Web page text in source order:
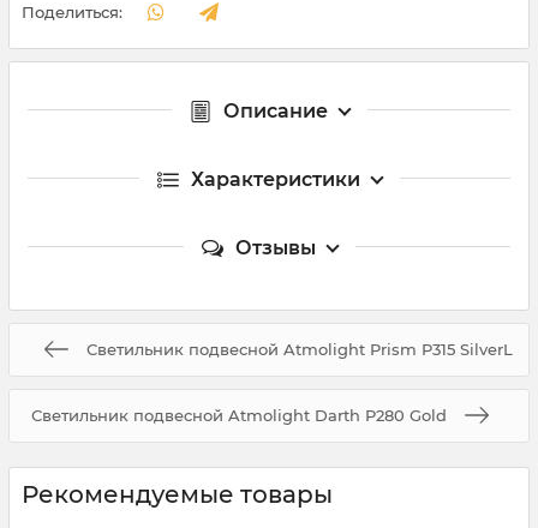
Поделиться:
Описание
Характеристики
Отзывы
Светильник подвесной Atmolight Prism P315 SilverL
Светильник подвесной Atmolight Darth P280 Gold
Рекомендуемые товары